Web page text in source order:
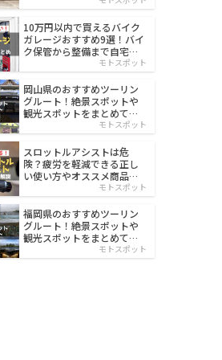
10万円以内で買えるバイク
ガレージおすすめ9選！バイ
ク保管から整備まで自宅で
モトスポット
岡山県のおすすめツーリン
グルート！絶景スポットや
観光スポットをまとめて紹
モトスポット
スロットルアシストは危
険？疲労を軽減できる正し
い使い方やオススメ商品を
モトスポット
福岡県のおすすめツーリン
グルート！絶景スポットや
観光スポットをまとめて紹
モトスポット